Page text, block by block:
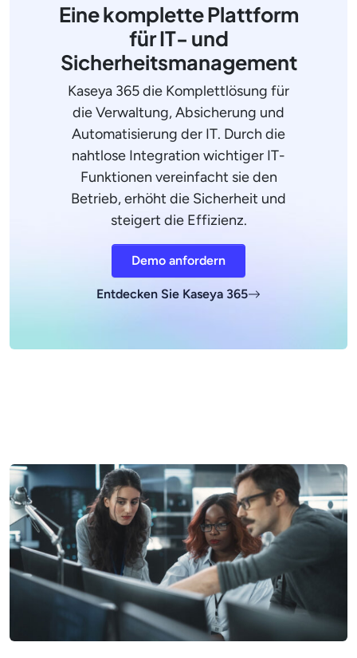
Eine komplette Plattform
für IT- und
Sicherheitsmanagement
Kaseya 365 die Komplettlösung für
die Verwaltung, Absicherung und
Automatisierung der IT. Durch die
nahtlose Integration wichtiger IT-
Funktionen vereinfacht sie den
Betrieb, erhöht die Sicherheit und
steigert die Effizienz.
Demo anfordern
Entdecken Sie Kaseya 365